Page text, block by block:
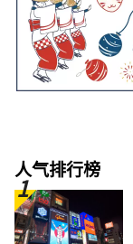
人气排行榜